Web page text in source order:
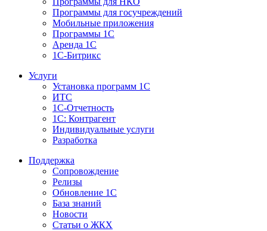
Программы для госучреждений
Мобильные приложения
Программы 1С
Аренда 1С
1С-Битрикс
Услуги
Установка программ 1С
ИТС
1С-Отчетность
1С: Контрагент
Индивидуальные услуги
Разработка
Поддержка
Сопровождение
Релизы
Обновление 1С
База знаний
Новости
Статьи о ЖКХ